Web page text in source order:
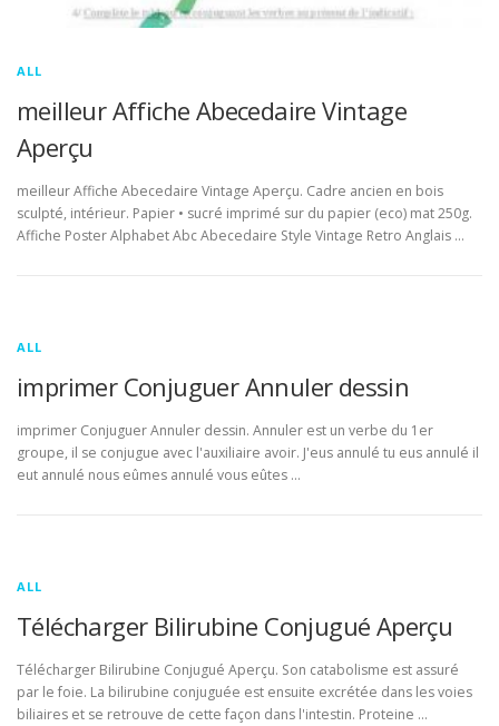
ALL
meilleur Affiche Abecedaire Vintage
Aperçu
meilleur Affiche Abecedaire Vintage Aperçu. Cadre ancien en bois
sculpté, intérieur. Papier • sucré imprimé sur du papier (eco) mat 250g.
Affiche Poster Alphabet Abc Abecedaire Style Vintage Retro Anglais …
ALL
imprimer Conjuguer Annuler dessin
imprimer Conjuguer Annuler dessin. Annuler est un verbe du 1er
groupe, il se conjugue avec l'auxiliaire avoir. J'eus annulé tu eus annulé il
eut annulé nous eûmes annulé vous eûtes …
ALL
Télécharger Bilirubine Conjugué Aperçu
Télécharger Bilirubine Conjugué Aperçu. Son catabolisme est assuré
par le foie. La bilirubine conjuguée est ensuite excrétée dans les voies
biliaires et se retrouve de cette façon dans l'intestin. Proteine …